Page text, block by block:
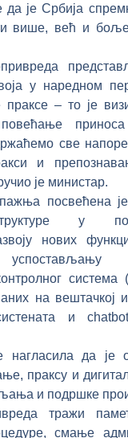
је Србија
више, већ и
у наредном
– то је
све
и
је министар.
посвећена
у
нових
на вештачкој
и
нагласила да је
праксу и
и подршке
тражи
смање